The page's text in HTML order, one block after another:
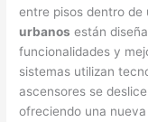
entre pisos dentro
urbanos están
funcionalidades y
sistemas utilizan
ascensores se
ofreciendo una